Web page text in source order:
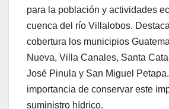
para la población y actividades
cuenca del río Villalobos.
cobertura los municipios
Nueva, Villa Canales, Santa
José Pinula y San Miguel
importancia de conservar este
suministro hídrico.